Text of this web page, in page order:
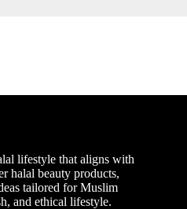
lifestyle that aligns with
halal beauty products,
tailored for Muslim
and ethical lifestyle.